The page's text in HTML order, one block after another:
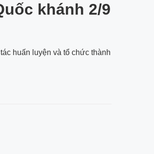
khánh 2/9
huấn luyện và tổ chức thành